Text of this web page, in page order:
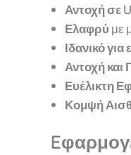
Αντοχή σε
Ελαφρύ με
Ιδανικό
Αντοχή και
Ευέλικτη
Κομψή